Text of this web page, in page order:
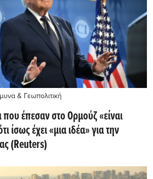
& Γεωπολιτική
που έπεσαν στο Ορμούζ «είναι
ίσως έχει «μια ιδέα» για την
(Reuters)